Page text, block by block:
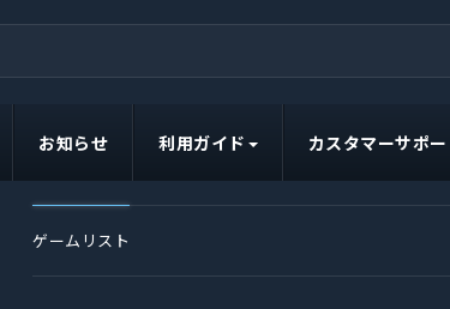
お知らせ 利用ガイド カスタマーサポ
ゲームリスト